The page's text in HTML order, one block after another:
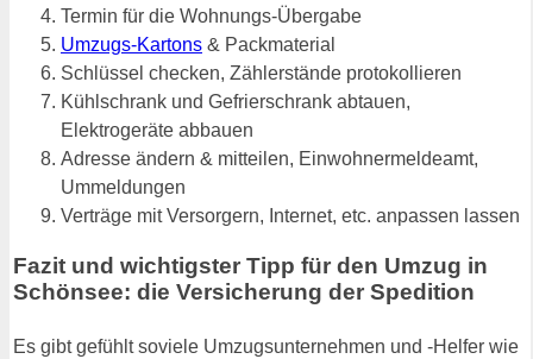
Termin für die Wohnungs-Übergabe
Umzugs-Kartons & Packmaterial
Schlüssel checken, Zählerstände protokollieren
Kühlschrank und Gefrierschrank abtauen,
Elektrogeräte abbauen
Adresse ändern & mitteilen, Einwohnermeldeamt,
Ummeldungen
Verträge mit Versorgern, Internet, etc. anpassen lassen
Fazit und wichtigster Tipp für den Umzug in
Schönsee: die Versicherung der Spedition
Es gibt gefühlt soviele Umzugsunternehmen und -Helfer wie